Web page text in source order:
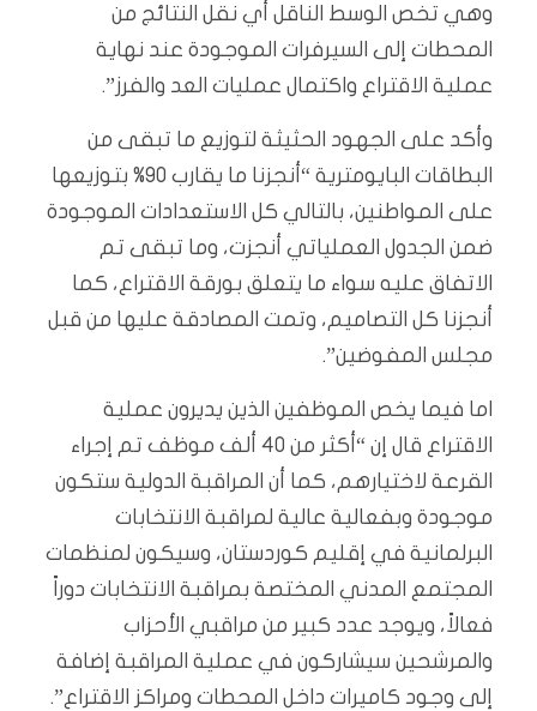
وهي تخص الوسط الناقل أي نقل النتائج من
المحطات إلى السيرفرات الموجودة عند نهاية
عملية الاقتراع واكتمال عمليات العد والفرز”.
وأكد على الجهود الحثيثة لتوزيع ما تبقى من
البطاقات البايومترية “أنجزنا ما يقارب 90% بتوزيعها
على المواطنين، بالتالي كل الاستعدادات الموجودة
ضمن الجدول العملياتي أنجزت، وما تبقى تم
الاتفاق عليه سواء ما يتعلق بورقة الاقتراع، كما
أنجزنا كل التصاميم، وتمت المصادقة عليها من قبل
مجلس المفوضين”.
اما فيما يخص الموظفين الذين يديرون عملية
الاقتراع قال إن “أكثر من 40 ألف موظف تم إجراء
القرعة لاختيارهم، كما أن المراقبة الدولية ستكون
موجودة وبفعالية عالية لمراقبة الانتخابات
البرلمانية في إقليم كوردستان، وسيكون لمنظمات
المجتمع المدني المختصة بمراقبة الانتخابات دوراً
فعالاً، ويوجد عدد كبير من مراقبي الأحزاب
والمرشحين سيشاركون في عملية المراقبة إضافة
إلى وجود كاميرات داخل المحطات ومراكز الاقتراع”.